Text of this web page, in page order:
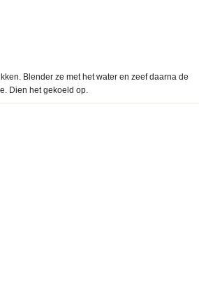
Blender ze met het water en zeef daarna de
Dien het gekoeld op.